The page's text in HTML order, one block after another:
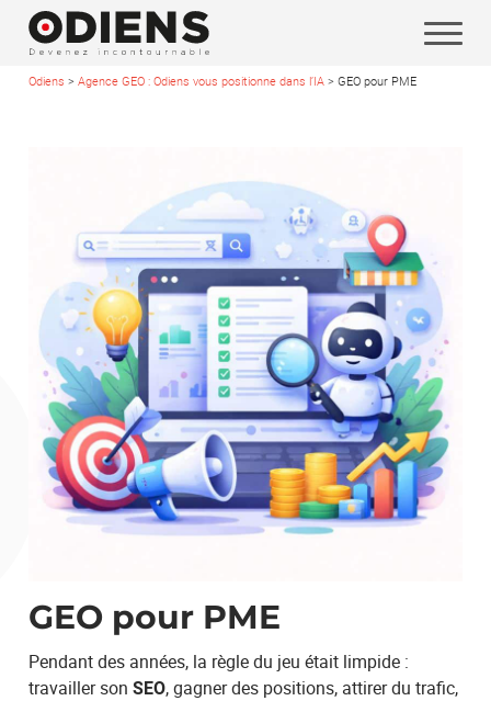
Odiens >Agence GEO : Odiens vous positionne dans l’IA >GEO pour PME
GEO pour PME
Pendant des années, la règle du jeu était limpide :
travailler sonSEO, gagner des positions, attirer du trafic,